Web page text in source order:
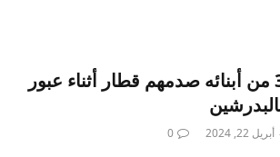
مصرع عامل و3 من أبنائه صدمهم قطار أثناء عبور
أبريل 22, 2024 0